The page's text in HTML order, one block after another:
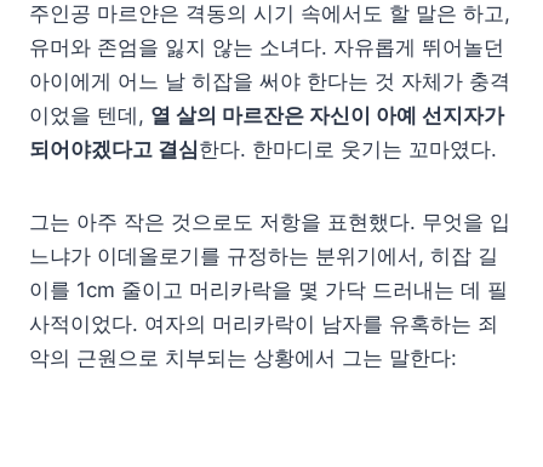
주인공 마르얀은 격동의 시기 속에서도 할 말은 하고,
유머와 존엄을 잃지 않는 소녀다. 자유롭게 뛰어놀던
아이에게 어느 날 히잡을 써야 한다는 것 자체가 충격
이었을 텐데, 열 살의 마르잔은 자신이 아예 선지자가
되어야겠다고 결심한다. 한마디로 웃기는 꼬마였다.
그는 아주 작은 것으로도 저항을 표현했다. 무엇을 입
느냐가 이데올로기를 규정하는 분위기에서, 히잡 길
이를 1cm 줄이고 머리카락을 몇 가닥 드러내는 데 필
사적이었다. 여자의 머리카락이 남자를 유혹하는 죄
악의 근원으로 치부되는 상황에서 그는 말한다: